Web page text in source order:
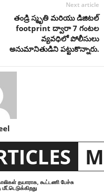
Next article
తండ్రి స్మృతి మరియు డిజిటల్
footprint ద్వారా 7 గంటల
వ్యవధిలో పోలీసులు
అనుమానితుడిని పట్టుకొన్నారు.
தயாராக, கூட்டணி பேச்சு